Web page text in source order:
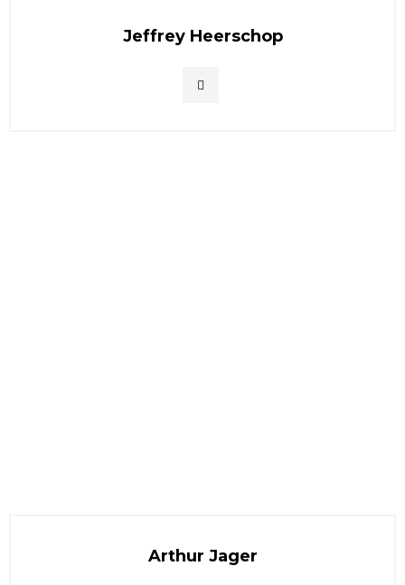
Jeffrey Heerschop
Arthur Jager